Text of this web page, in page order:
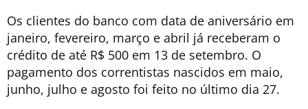
Os clientes do banco com data de aniversário em
janeiro, fevereiro, março e abril já receberam o
crédito de até R$ 500 em 13 de setembro. O
pagamento dos correntistas nascidos em maio,
junho, julho e agosto foi feito no último dia 27.